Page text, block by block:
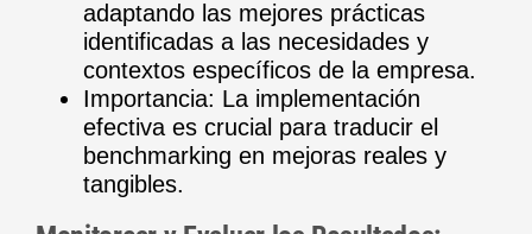
adaptando las mejores prácticas
identificadas a las necesidades y
contextos específicos de la empresa.
Importancia: La implementación
efectiva es crucial para traducir el
benchmarking en mejoras reales y
tangibles.